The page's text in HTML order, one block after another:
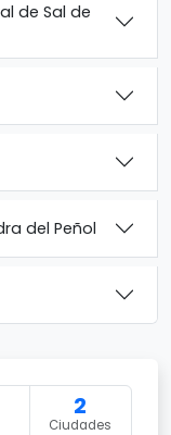
de Sal de
del Peñol
2
Ciudades